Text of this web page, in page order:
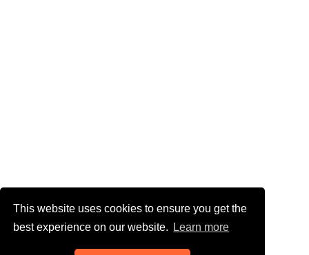
This website uses cookies to ensure you get the
best experience on our website.
Learn more